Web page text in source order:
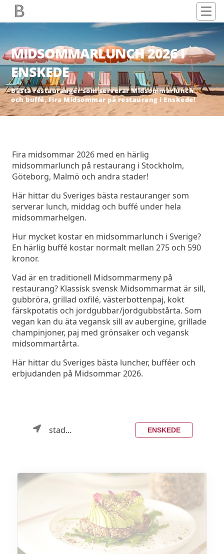
MIDSOMMARLUNCH 2026 I
ENSKEDE
Bästa restauranger som serverar Midsommarlunch
och buffé. Fira Midsommar på restaurang i Enskede!
Fira midsommar 2026 med en härlig
midsommarlunch på restaurang i Stockholm,
Göteborg, Malmö och andra stader!
Här hittar du Sveriges bästa restauranger som
serverar lunch, middag och buffé under hela
midsommarhelgen.
Hur mycket kostar en midsommarlunch i Sverige?
En härlig buffé kostar normalt mellan 275 och 590
kronor.
Vad är en traditionell Midsommarmeny på
restaurang? Klassisk svensk Midsommarmat är sill,
gubbröra, grillad oxfilé, västerbottenpaj, kokt
färskpotatis och jordgubbar/jordgubbstårta. Som
vegan kan du äta vegansk sill av aubergine, grillade
champinjoner, paj med grönsaker och vegansk
midsommartårta.
Här hittar du Sveriges bästa luncher, bufféer och
erbjudanden på Midsommar 2026.
stad... ENSKEDE